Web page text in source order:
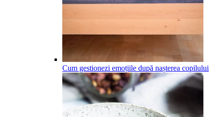
Cum gestionezi emoțiile după nașterea copilului